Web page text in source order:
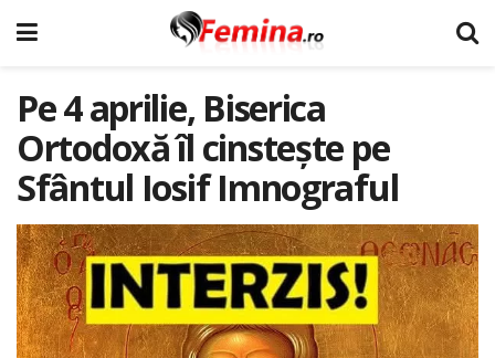
Pe 4 aprilie, Biserica
Ortodoxă îl cinstește pe
Sfântul Iosif Imnograful